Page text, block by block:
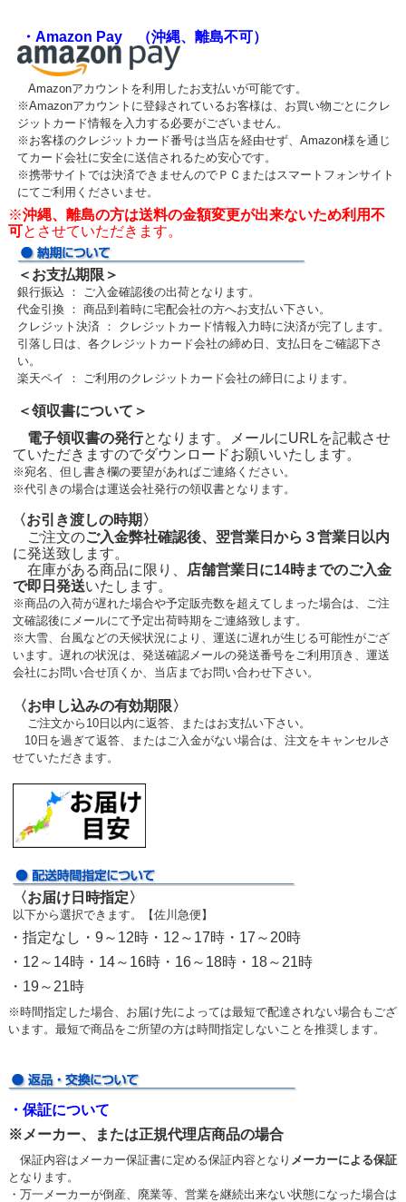
・Amazon Pay （沖縄、離島不可）
Amazonアカウントを利用したお支払いが可能です。
※Amazonアカウントに登録されているお客様は、お買い物ごとにクレ
ジットカード情報を入力する必要がございません。
※お客様のクレジットカード番号は当店を経由せず、Amazon様を通じ
てカード会社に安全に送信されるため安心です。
※携帯サイトでは決済できませんのでＰＣまたはスマートフォンサイト
にてご利用くださいませ。
※沖縄、離島の方は送料の金額変更が出来ないため利用不
可とさせていただきます。
＜お支払期限＞
銀行振込 ： ご入金確認後の出荷となります。
代金引換 ： 商品到着時に宅配会社の方へお支払い下さい。
クレジット決済 ： クレジットカード情報入力時に決済が完了します。
引落し日は、各クレジットカード会社の締め日、支払日をご確認下さ
い。
楽天ペイ ： ご利用のクレジットカード会社の締日によります。
＜領収書について＞
電子領収書の発行となります。メールにURLを記載させ
ていただきますのでダウンロードお願いいたします。
※宛名、但し書き欄の要望があればご連絡ください。
※代引きの場合は運送会社発行の領収書となります。
〈お引き渡しの時期〉
ご注文のご入金弊社確認後、翌営業日から３営業日以内
に発送致します。
在庫がある商品に限り、
店舗営業日に14時までのご入金
で即日発送いたします。
※商品の入荷が遅れた場合や予定販売数を超えてしまった場合は、ご注
文確認後にメールにて予定出荷時期をご連絡致します。
※大雪、台風などの天候状況により、運送に遅れが生じる可能性がござ
います。遅れの状況は、発送確認メールの発送番号をご利用頂き、運送
会社にお問い合せ頂くか、当店までお問い合わせ下さい。
〈お申し込みの有効期限〉
ご注文から10日以内に返答、またはお支払い下さい。
10日を過ぎて返答、またはご入金がない場合は、注文をキャンセルさ
せていただきます。
〈お届け日時指定〉
以下から選択できます。【佐川急便】
・指定なし・9～12時・12～17時・17～20時
・12～14時・14～16時・16～18時・18～21時
・19～21時
※時間指定した場合、お届け先によっては最短で配達されない場合もござ
います。最短で商品をご所望の方は時間指定しないことを推奨します。
・保証について
※メーカー、または正規代理店商品の場合
保証内容はメーカー保証書に定める保証内容となり メーカーによる保証
となります。
・万一メーカーが倒産、廃業等、営業を継続出来ない状態になった場合は